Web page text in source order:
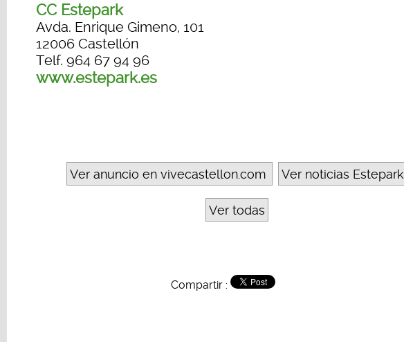
CC Estepark
Avda. Enrique Gimeno, 101
12006 Castellón
Telf. 964 67 94 96
www.estepark.es
Ver anuncio en vivecastellon.com Ver noticias Estepark
Ver todas
Compartir :